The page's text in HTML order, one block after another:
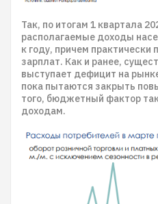
​​​​​​​Так, по итогам 1 квартала
располагаемые доходы
к году, причем
зарплат. Как и ранее,
выступает дефицит на
пока пытаются закрыть
того, бюджетный фактор
доходам.